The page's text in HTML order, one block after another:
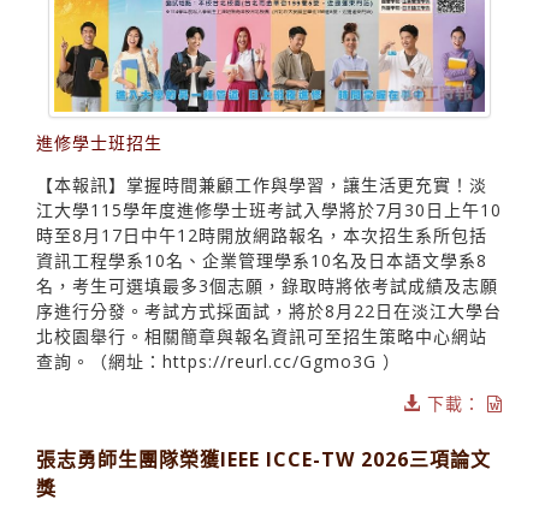
進修學士班招生
【本報訊】掌握時間兼顧工作與學習，讓生活更充實！淡
江大學115學年度進修學士班考試入學將於7月30日上午10
時至8月17日中午12時開放網路報名，本次招生系所包括
資訊工程學系10名、企業管理學系10名及日本語文學系8
名，考生可選填最多3個志願，錄取時將依考試成績及志願
序進行分發。考試方式採面試，將於8月22日在淡江大學台
北校園舉行。相關簡章與報名資訊可至招生策略中心網站
查詢。（網址：https://reurl.cc/Ggmo3G ）
下載：
張志勇師生團隊榮獲IEEE ICCE-TW 2026三項論文
獎